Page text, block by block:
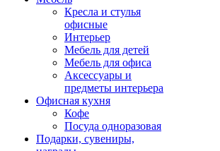
Кресла и стулья
офисные
Интерьер
Мебель для детей
Мебель для офиса
Аксессуары и
предметы интерьера
Офисная кухня
Кофе
Посуда одноразовая
Подарки, сувениры,